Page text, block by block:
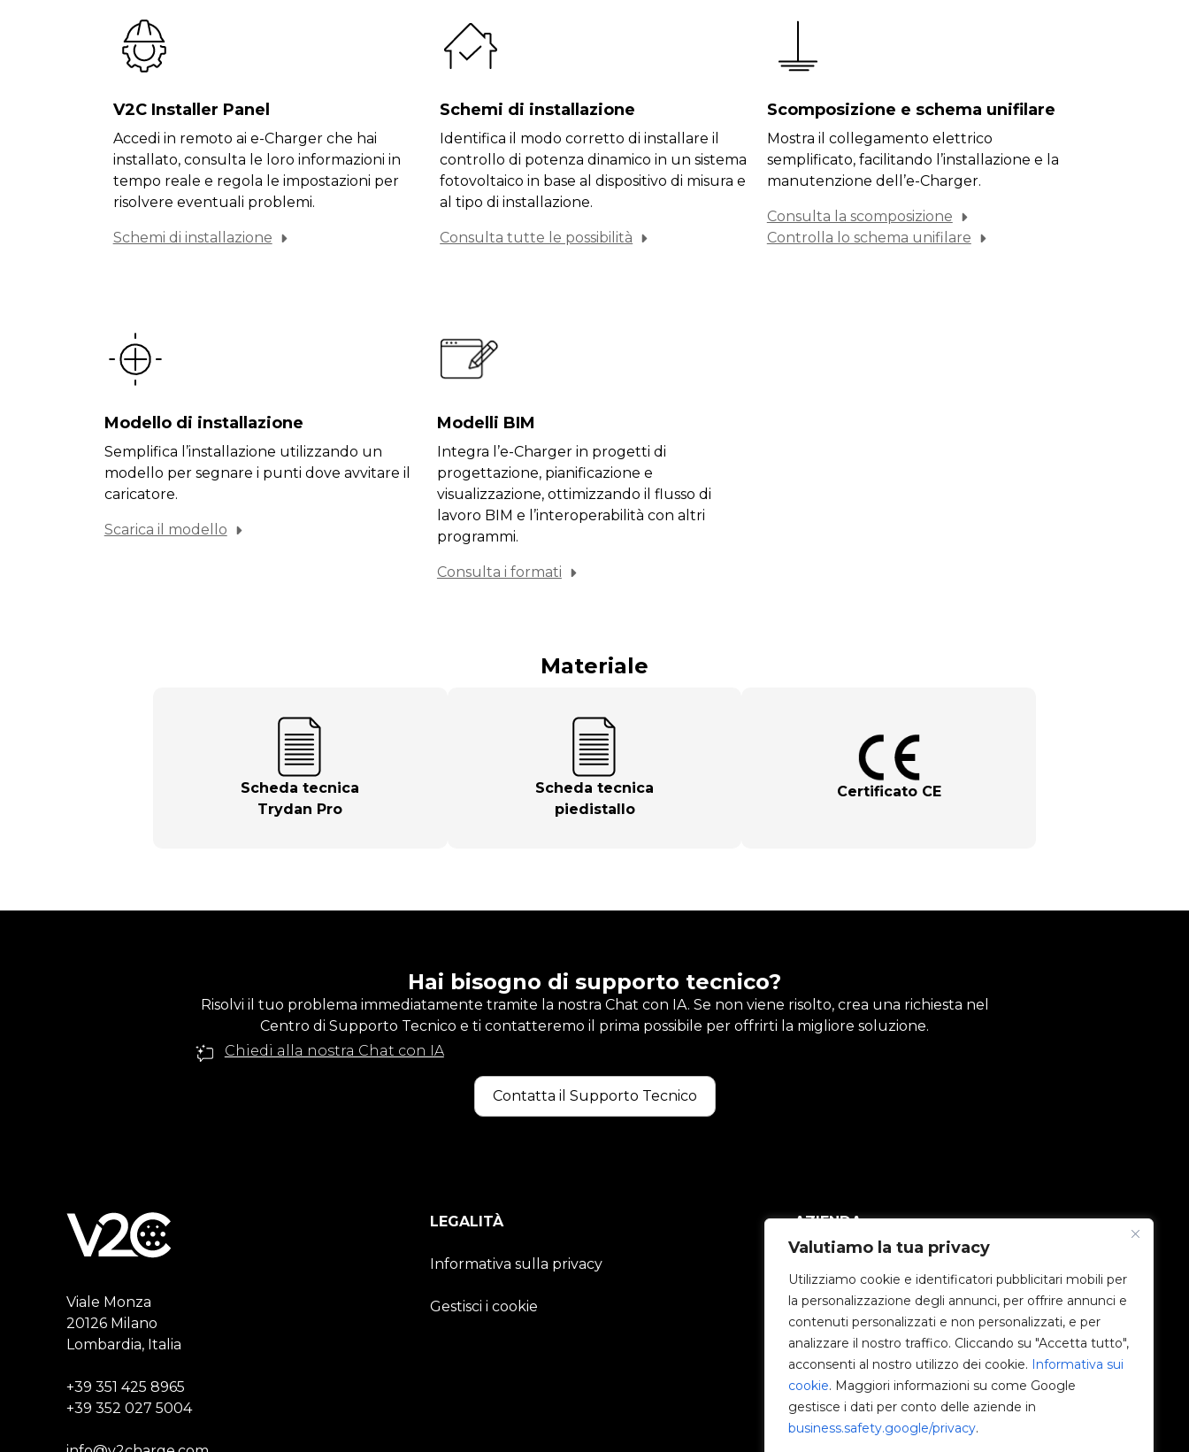
Valutiamo la tua privacy
Utilizziamo cookie e identificatori pubblicitari mobili per
la personalizzazione degli annunci, per offrire annunci e
contenuti personalizzati e non personalizzati, e per
analizzare il nostro traffico. Cliccando su "Accetta tutto",
acconsenti al nostro utilizzo dei cookie. Informativa sui
cookie. Maggiori informazioni su come Google
gestisce i dati per conto delle aziende in
business.safety.google/privacy.
V2C Installer Panel
Accedi in remoto ai e-Charger che hai
installato, consulta le loro informazioni in
tempo reale e regola le impostazioni per
risolvere eventuali problemi.
Schemi di installazione
Schemi di installazione
Identifica il modo corretto di installare il
controllo di potenza dinamico in un sistema
fotovoltaico in base al dispositivo di misura e
al tipo di installazione.
Consulta tutte le possibilità
Scomposizione e schema unifilare
Mostra il collegamento elettrico
semplificato, facilitando l’installazione e la
manutenzione dell’e-Charger.
Consulta la scomposizione
Controlla lo schema unifilare
Modello di installazione
Semplifica l’installazione utilizzando un
modello per segnare i punti dove avvitare il
caricatore.
Scarica il modello
Modelli BIM
Integra l’e-Charger in progetti di
progettazione, pianificazione e
visualizzazione, ottimizzando il flusso di
lavoro BIM e l’interoperabilità con altri
programmi.
Consulta i formati
Materiale
Scheda tecnica
Trydan Pro
Scheda tecnica
piedistallo
Certificato CE
Hai bisogno di supporto tecnico?
Risolvi il tuo problema immediatamente tramite la nostra Chat con IA. Se non viene risolto, crea una richiesta nel
Centro di Supporto Tecnico e ti contatteremo il prima possibile per offrirti la migliore soluzione.
Chiedi alla nostra Chat con IA
Contatta il Supporto Tecnico
Viale Monza
20126 Milano
Lombardia, Italia
+39 351 425 8965
+39 352 027 5004
LEGALITÀ
Informativa sulla privacy
Gestisci i cookie
AZIENDA
e-Chargers
V2C Cloud
V2C Payments
Blog